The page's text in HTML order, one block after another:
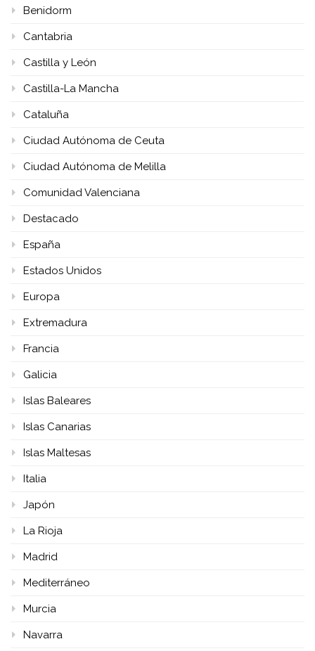
Benidorm
Cantabria
Castilla y León
Castilla-La Mancha
Cataluña
Ciudad Autónoma de Ceuta
Ciudad Autónoma de Melilla
Comunidad Valenciana
Destacado
España
Estados Unidos
Europa
Extremadura
Francia
Galicia
Islas Baleares
Islas Canarias
Islas Maltesas
Italia
Japón
La Rioja
Madrid
Mediterráneo
Murcia
Navarra